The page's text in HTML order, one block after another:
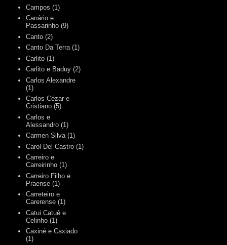
Campos (1)
Canário e
Passarinho (9)
Canto (2)
Canto Da Terra (1)
Carlito (1)
Carlito e Baduy (2)
Carlos Alexandre
(1)
Carlos Cézar e
Cristiano (5)
Carlos e
Alessandro (1)
Carmen Silva (1)
Carol Del Castro (1)
Carreiro e
Carreirinho (1)
Carreiro Filho e
Praense (1)
Carreteiro e
Carerense (1)
Catui Catuê e
Celinho (1)
Caxiné e Caxiado
(1)